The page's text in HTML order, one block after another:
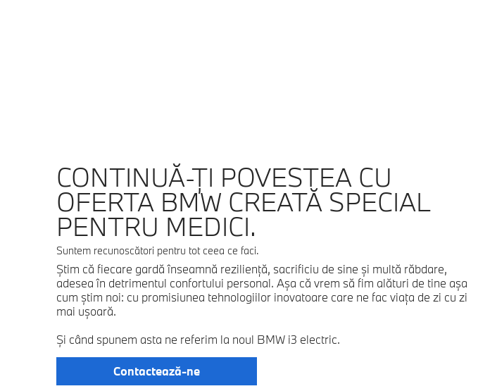
CONTINUĂ-ŢI POVESTEA CU
OFERTA BMW CREATĂ SPECIAL
PENTRU MEDICI.
Suntem recunoscători pentru tot ceea ce faci.
Ştim că fiecare gardă înseamnă rezilienţă, sacrificiu de sine şi multă răbdare,
adesea în detrimentul confortului personal. Aşa că vrem să fim alături de tine aşa
cum ştim noi: cu promisiunea tehnologiilor inovatoare care ne fac viaţa de zi cu zi
mai uşoară.
Şi când spunem asta ne referim la noul BMW i3 electric.
Contactează-ne